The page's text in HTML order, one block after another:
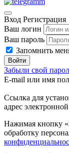
Вход Регистрация
Ваш логин
Ваш пароль
Запомнить
Войти
Забыли свой
E-mail или имя
Ссылка для
адрес
Нажимая кнопку
обработку